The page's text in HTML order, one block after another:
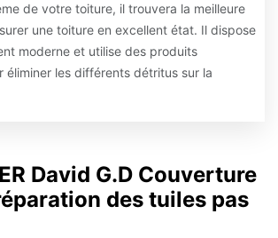
de votre toiture, il trouvera la meilleure
une toiture en excellent état. Il dispose
moderne et utilise des produits
éliminer les différents détritus sur la
David G.D Couverture
des tuiles pas